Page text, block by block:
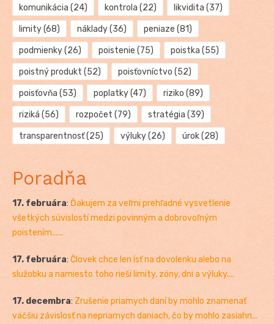
komunikácia (24) kontrola (22) likvidita (37)
limity(68) náklady(36) peniaze (81)
podmienky(26) poistenie (75) poistka (55)
poistný produkt (52) poisťovníctvo (52)
poisťovňa (53) poplatky(47) riziko (89)
riziká (56) rozpočet (79) stratégia (39)
transparentnosť(25) výluky(26) úrok(28)
Poradňa
17. februára: Ďakujem za veľmi prehľadné vysvetlenie
všetkých súvislostí medzi povinným a dobrovoľným
poistením......
17. februára: Človek chce len ísť na dovolenku alebo na
služobku a namiesto toho rieši limity, zóny, dni a výluky....
17. decembra: Zrušenie priamych daní by mohlo znamenať
väčšiu závislosť na nepriamych daniach, čo by mohlo zasiahn...